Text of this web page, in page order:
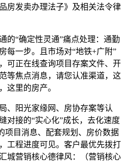
房发卖办理法子》及相关法令律
“确定性灵通”痛点处理：通勤
每一步。且市场对“地铁+广附”
可正在线查询项目存案文件、开
等焦点消息，请您认准渠道，这
这里的房产。
阳光家缘网、房协存案等认
对接的“实心化”成长，去化速度
项目消息、配套规划、房价数据
工程进度可见。客户最优先拨打
城营销核心德律风：（营销核心